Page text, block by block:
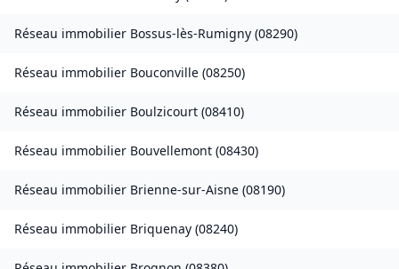
Réseau immobilier Bossus-lès-Rumigny (08290)
Réseau immobilier Bouconville (08250)
Réseau immobilier Boulzicourt (08410)
Réseau immobilier Bouvellemont (08430)
Réseau immobilier Brienne-sur-Aisne (08190)
Réseau immobilier Briquenay (08240)